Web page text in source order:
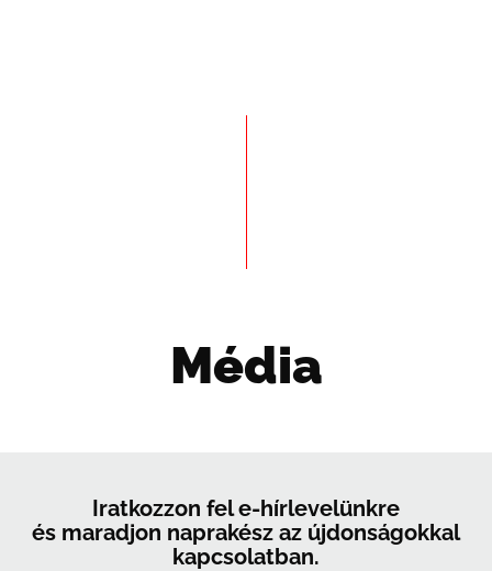
Média
Iratkozzon fel e-hírlevelünkre
és maradjon naprakész az újdonságokkal
kapcsolatban.